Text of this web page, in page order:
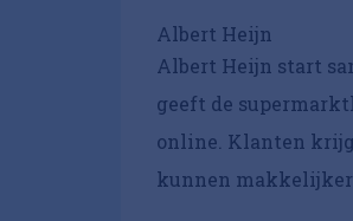
Albert Heijn
Albert Heijn start
geeft de
online. Klanten
kunnen makkelijker